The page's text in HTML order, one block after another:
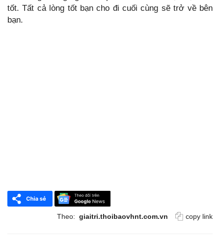
tốt. Tất cả lòng tốt bạn cho đi cuối cùng sẽ trở về bên
bạn.
Theo: giaitri.thoibaovhnt.com.vn copy link